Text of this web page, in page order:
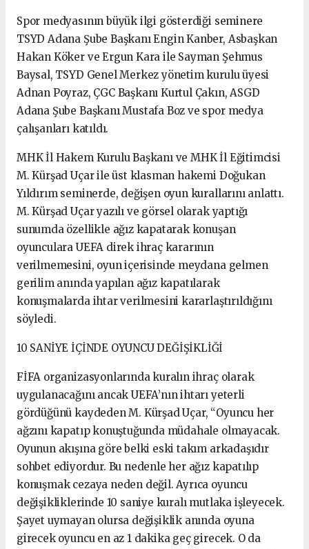
Spor medyasının büyük ilgi gösterdiği seminere
TSYD Adana Şube Başkanı Engin Kanber, Asbaşkan
Hakan Köker ve Ergun Kara ile Sayman Şehmus
Baysal, TSYD Genel Merkez yönetim kurulu üyesi
Adnan Poyraz, ÇGC Başkanı Kurtul Çakın, ASGD
Adana Şube Başkanı Mustafa Boz ve spor medya
çalışanları katıldı.
MHK İl Hakem Kurulu Başkanı ve MHK İl Eğitimcisi
M. Kürşad Uçar ile üst klasman hakemi Doğukan
Yıldırım seminerde, değişen oyun kurallarını anlattı.
M. Kürşad Uçar yazılı ve görsel olarak yaptığı
sunumda özellikle ağız kapatarak konuşan
oyunculara UEFA direk ihraç kararının
verilmemesini, oyun içerisinde meydana gelmen
gerilim anında yapılan ağız kapatılarak
konuşmalarda ihtar verilmesini kararlaştırıldığını
söyledi.
10 SANİYE İÇİNDE OYUNCU DEĞİŞİKLİĞİ
FİFA organizasyonlarında kuralın ihraç olarak
uygulanacağını ancak UEFA’nın ihtarı yeterli
gördüğünü kaydeden M. Kürşad Uçar, “Oyuncu her
ağzını kapatıp konuştuğunda müdahale olmayacak.
Oyunun akışına göre belki eski takım arkadaşıdır
sohbet ediyordur. Bu nedenle her ağız kapatılıp
konuşmak cezaya neden değil. Ayrıca oyuncu
değişikliklerinde 10 saniye kuralı mutlaka işleyecek.
Şayet uymayan olursa değişiklik anında oyuna
girecek oyuncu en az 1 dakika geç girecek. O da